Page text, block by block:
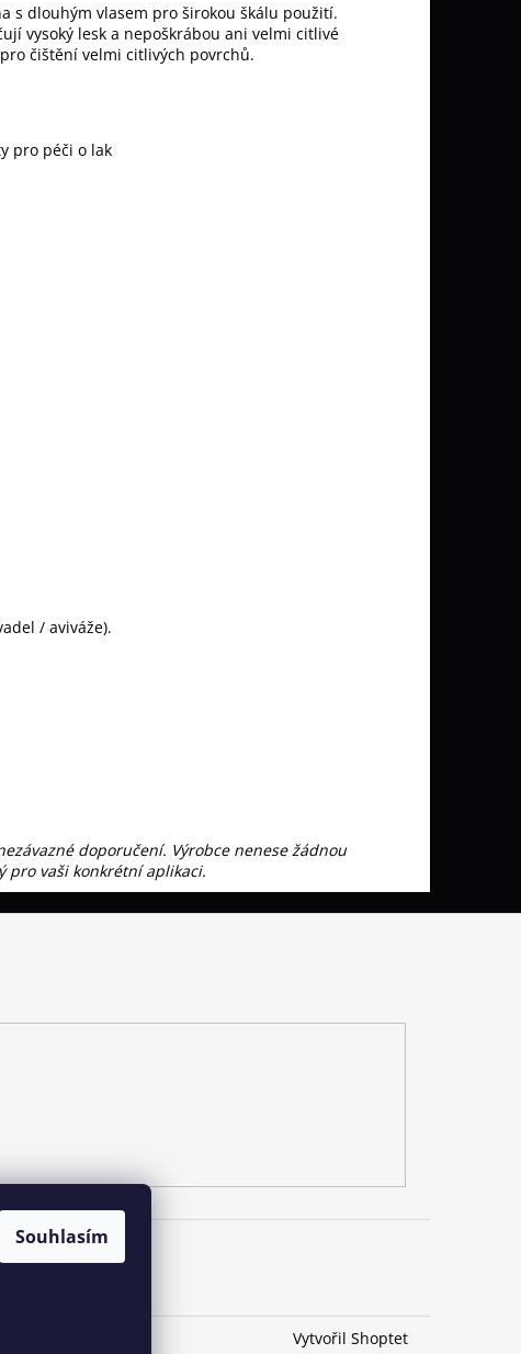
Souhlasím
s dlouhým vlasem pro širokou škálu použití.
vysoký lesk a nepoškrábou ani velmi citlivé
čištění velmi citlivých povrchů.
pro péči o lak
/ aviváže).
doporučení. Výrobce nenese žádnou
pro vaši konkrétní aplikaci.
Vytvořil Shoptet